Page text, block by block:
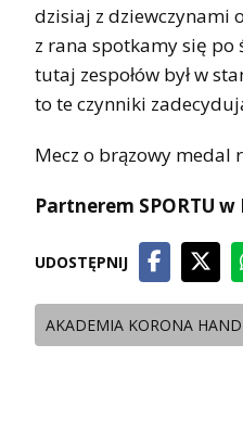
dzisiaj z dziewczynami
z rana spotkamy się
tutaj zespołów był w
to te czynniki
Mecz o brązowy medal
Partnerem SPORTU
UDOSTĘPNIJ
AKADEMIA KORONA